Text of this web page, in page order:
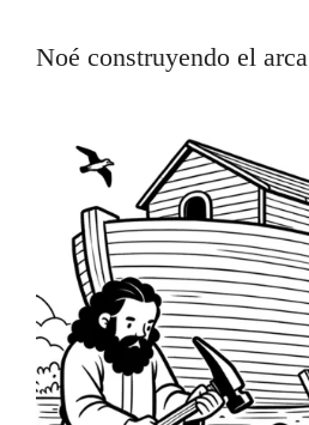
Noé construyendo el arca